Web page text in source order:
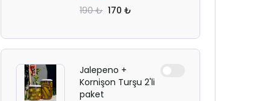
190 ₺ 170 ₺
Jalepeno +
Kornişon Turşu 2'li
paket